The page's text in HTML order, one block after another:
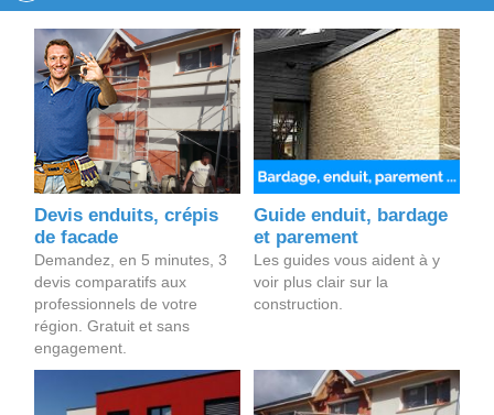
Devis enduits, crépis
de facade
Demandez, en 5 minutes, 3
devis comparatifs aux
professionnels de votre
région. Gratuit et sans
engagement.
Guide enduit, bardage
et parement
Les guides vous aident à y
voir plus clair sur la
construction.